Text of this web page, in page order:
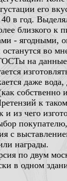
его
в год.
близкого
- ягодными,
во
на
даже
собственно
к
из чего
с
награды.
по двум
в одном